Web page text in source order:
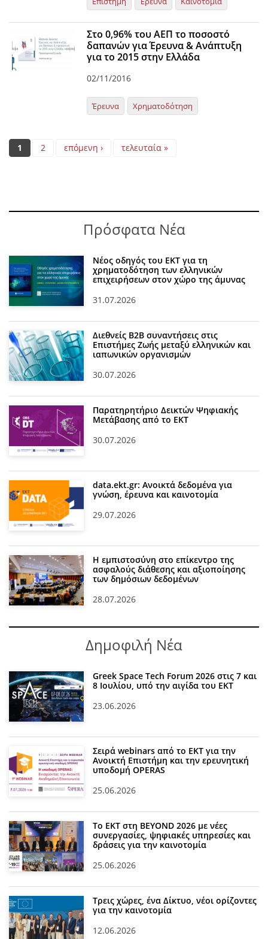
Στο 0,96% του ΑΕΠ το ποσοστό
δαπανών για Έρευνα & Ανάπτυξη
για το 2015 στην Ελλάδα
02/11/2016
Έρευνα Χρηματοδότηση
Pages
1 2 επόμενη › τελευταία »
Πρόσφατα Νέα
Νέος οδηγός του ΕΚΤ για τη
χρηματοδότηση των ελληνικών
επιχειρήσεων στον χώρο της άμυνας
31.07.2026
Διεθνείς Β2Β συναντήσεις στις
Επιστήμες Ζωής μεταξύ ελληνικών και
ιαπωνικών οργανισμών
30.07.2026
Παρατηρητήριο Δεικτών Ψηφιακής
Μετάβασης από το ΕΚΤ
30.07.2026
data.ekt.gr: Ανοικτά δεδομένα για
γνώση, έρευνα και καινοτομία
29.07.2026
Η εμπιστοσύνη στο επίκεντρο της
ασφαλούς διάθεσης και αξιοποίησης
των δημόσιων δεδομένων
28.07.2026
Δημοφιλή Νέα
Greek Space Tech Forum 2026 στις 7 και
8 Ιουλίου, υπό την αιγίδα του ΕΚΤ
23.06.2026
Σειρά webinars από το ΕΚΤ για την
Ανοικτή Επιστήμη και την ερευνητική
υποδομή OPERAS
25.06.2026
Το ΕΚΤ στη BEYOND 2026 με νέες
συνεργασίες, ψηφιακές υπηρεσίες και
δράσεις για την καινοτομία
25.06.2026
Τρεις χώρες, ένα Δίκτυο, νέοι ορίζοντες
για την καινοτομία
12.06.2026